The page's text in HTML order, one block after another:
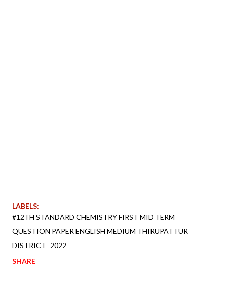
LABELS:
#12TH STANDARD CHEMISTRY FIRST MID TERM
QUESTION PAPER ENGLISH MEDIUM THIRUPATTUR
DISTRICT -2022
SHARE